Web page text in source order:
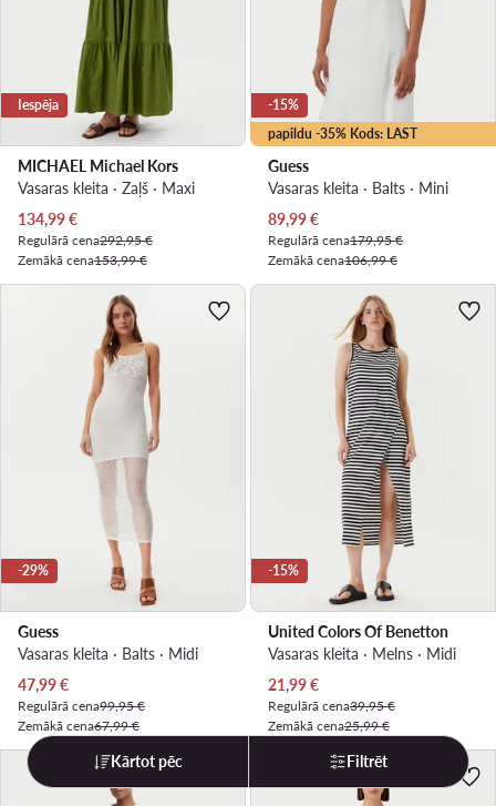
Iespēja
MICHAEL Michael Kors
Vasaras kleita · Zaļš · Maxi
Pašreizējā cena
134,99€
Regulārā cena292,95 €
Zemākā cena153,99 €
papildu -35% Kods: LAST
-15%
Guess
Vasaras kleita · Balts · Mini
Pašreizējā cena
89,99€
Regulārā cena179,95 €
Zemākā cena106,99 €
-29%
Guess
Vasaras kleita · Balts · Midi
Pašreizējā cena
47,99€
Regulārā cena99,95 €
Zemākā cena67,99 €
-15%
United Colors Of Benetton
Vasaras kleita · Melns · Midi
Pašreizējā cena
21,99€
Regulārā cena39,95 €
Zemākā cena25,99 €
Kārtot pēc Filtrēt